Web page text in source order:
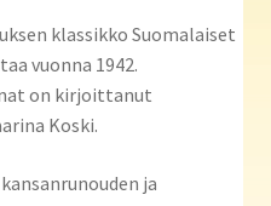
klassikko Suomalaiset
vuonna 1942.
on kirjoittanut
Koski.
ja